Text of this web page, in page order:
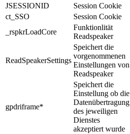
JSESSIONID Session Cookie
ct_SSO
Session Cookie
_rspkrLoadCore
Funktionlität
Readspeaker
ReadSpeakerSettings
Speichert die
vorgenommenen
Einstellungen von
Readspeaker
gpdriframe*
Speichert die
Einstellung ob die
Datenübertragung
des jeweiligen
Dienstes
akzeptiert wurde